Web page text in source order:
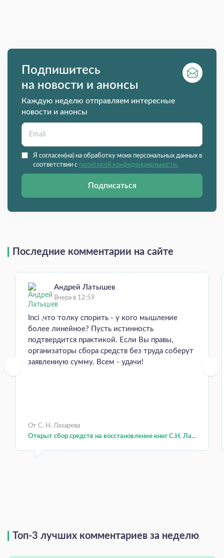
Подпишитесь
на новости и анонсы
Каждую неделю отправляем интересные
новости и анонсы
Я согласен(на) на обработку моих персональных данных в
соответствии с политикой конфиденциальности.
Подписаться
Последние комментарии на сайте
Андрей Латышев
Вчера в 12:59
Inci ,что толку спорить - у кого мышление
более линейное? Пусть истинность
подтвердится практикой. Если Вы правы,
организаторы сбора средств без труда соберут
заявленную сумму. Всем - удачи!
От С. Н. Лазарева
Открыт сбор средств на восстановление книг С.Н. Ла...
Топ-3 лучших комментариев за неделю